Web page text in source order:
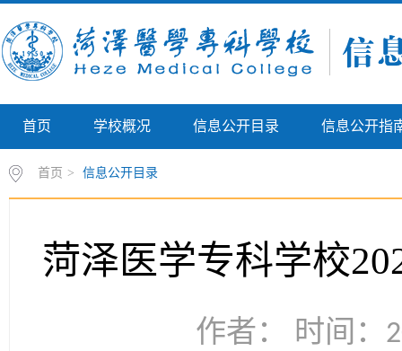
首页 学校概况 信息公开目录 信息公开指
首页 > 信息公开目录
菏泽医学专科学校
作者： 时间：